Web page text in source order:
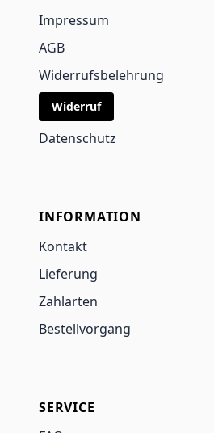
Impressum
AGB
Widerrufsbelehrung
Widerruf
Datenschutz
INFORMATION
Kontakt
Lieferung
Zahlarten
Bestellvorgang
SERVICE